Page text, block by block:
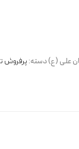
علی (ع)دسته: پرفروش